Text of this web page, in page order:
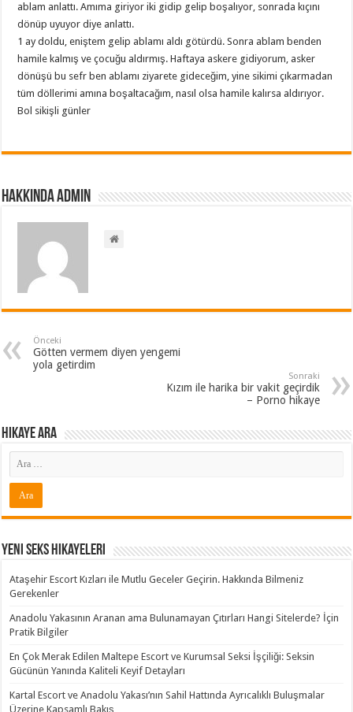
ablam anlattı. Amıma giriyor iki gidip gelip boşalıyor, sonrada kıçını
dönüp uyuyor diye anlattı.
1 ay doldu, eniştem gelip ablamı aldı götürdü. Sonra ablam benden
hamile kalmış ve çocuğu aldırmış. Haftaya askere gidiyorum, asker
dönüşü bu sefr ben ablamı ziyarete gideceğim, yine sikimi çıkarmadan
tüm döllerimi amına boşaltacağım, nasıl olsa hamile kalırsa aldırıyor.
Bol sikişli günler
Hakkında admin
Önceki
Götten vermem diyen yengemi
yola getirdim
Sonraki
Kızım ile harika bir vakit geçirdik
– Porno hikaye
Hikaye ARA
Yeni Seks Hikayeleri
Ataşehir Escort Kızları ile Mutlu Geceler Geçirin. Hakkında Bilmeniz
Gerekenler
Anadolu Yakasının Aranan ama Bulunamayan Çıtırları Hangi Sitelerde? İçin
Pratik Bilgiler
En Çok Merak Edilen Maltepe Escort ve Kurumsal Seksi İşçiliği: Seksin
Gücünün Yanında Kaliteli Keyif Detayları
Kartal Escort ve Anadolu Yakası’nın Sahil Hattında Ayrıcalıklı Buluşmalar
Üzerine Kapsamlı Bakış